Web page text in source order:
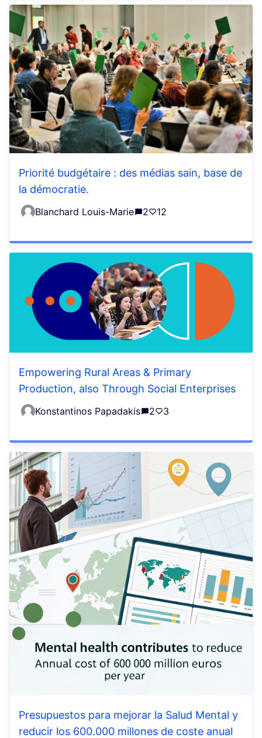
Priorité budgétaire : des médias sain, base de
la démocratie.
Blanchard Louis-Marie 2 12
Empowering Rural Areas & Primary
Production, also Through Social Enterprises
Konstantinos Papadakis 2 3
Presupuestos para mejorar la Salud Mental y
reducir los 600.000 millones de coste anual